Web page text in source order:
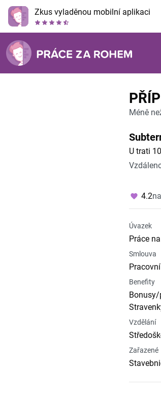
Zkus vyladěnou mobilní aplikaci
Méně
U trati
4.2na
Úvazek
Práce
Smlouva
Benefity
Vzdělání
Zařazené